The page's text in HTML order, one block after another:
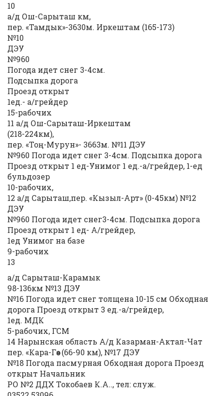
10
а/д Ош-Сарыташ км,
пер. «Тамдык»-3630м. Иркештам (165-173)
№10
ДЭУ
№960
Погода идет снег 3-4см.
Подсыпка дорога
Проезд открыт
1ед.- а/грейдер
15-рабочих
11 а/д Ош-Сарыташ-Иркештам
(218-224км),
пер. «Тоң-Мурун»- 3663м. №11 ДЭУ
№960 Погода идет снег 3-4см. Подсыпка дорога
Проезд открыт 1 ед-Унимог 1 ед.-а/грейдер, 1-ед
бульдозер
10-рабочих,
12 а/д Сарыташ,пер. «Кызыл-Арт» (0-45км) №12
ДЭУ
№960 Погода идет снег3-4см. Подсыпка дорога
Проезд открыт 1 ед- А/грейдер,
1ед Унимог на базе
9-рабочих
13
а/д Сарыташ-Карамык
98-136км №13 ДЭУ
№16 Погода идет снег толщена 10-15 см Обходная
дорога Проезд открыт 3 ед.-а/грейдер,
1ед. МДК
5-рабочих, ГСМ
14 Нарынская область А/д Казарман-Актал-Чат
пер. «Кара-Гөө» (66-90 км), №17 ДЭУ
№18 Погода пасмурная Обходная дорога Проезд
открыт Начальник
РО №2 ДДХ Токобаев К.А.., тел: служ.